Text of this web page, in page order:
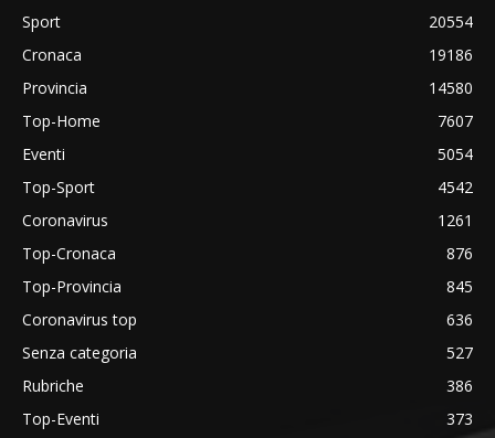
Sport
20554
Cronaca
19186
Provincia
14580
Top-Home
7607
Eventi
5054
Top-Sport
4542
Coronavirus
1261
Top-Cronaca
876
Top-Provincia
845
Coronavirus top
636
Senza categoria
527
Rubriche
386
Top-Eventi
373